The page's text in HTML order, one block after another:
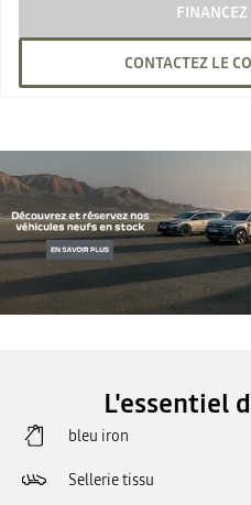
CONTACTEZ LE
L'essentiel
bleu iron
Sellerie tissu